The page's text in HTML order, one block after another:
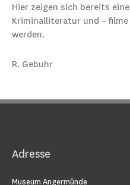
Hier zeigen sich bereits
Kriminalliteratur und –
werden.
R. Gebuhr
Adresse
Museum Angermünde